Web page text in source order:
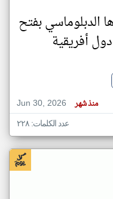
بفتح
Jun 30, 2026
منذ شهر
عدد الكلمات: ٢٢٨